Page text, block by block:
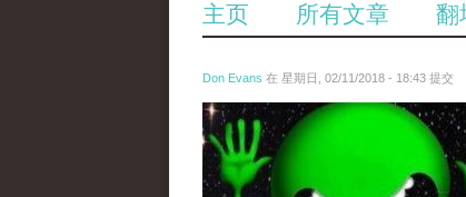
主页 所有文章 翻
Don Evans 在 星期日, 02/11/2018 - 18:43 提交
wechatimg1429.jpeg